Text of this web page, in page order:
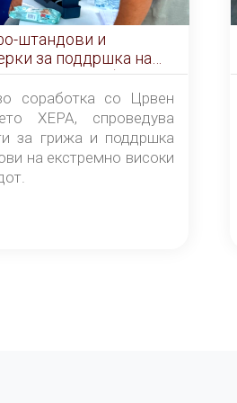
штандови и
за поддршка на
на топлотен бран
соработка со Црвен
ХЕРА, спроведува
за грижа и поддршка
на екстремно високи